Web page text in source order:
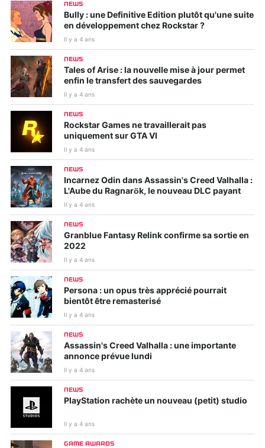
NEWS
Bully : une Definitive Edition plutôt qu'une suite
en développement chez Rockstar ?
Il y a 4 ans
NEWS
Tales of Arise : la nouvelle mise à jour permet
enfin le transfert des sauvegardes
Il y a 4 ans
NEWS
Rockstar Games ne travaillerait pas
uniquement sur GTA VI
Il y a 4 ans
NEWS
Incarnez Odin dans Assassin's Creed Valhalla :
L'Aube du Ragnarök, le nouveau DLC payant
Il y a 4 ans
NEWS
Granblue Fantasy Relink confirme sa sortie en
2022
Il y a 4 ans
NEWS
Persona : un opus très apprécié pourrait
bientôt être remasterisé
Il y a 4 ans
NEWS
Assassin's Creed Valhalla : une importante
annonce prévue lundi
Il y a 4 ans
NEWS
PlayStation rachète un nouveau (petit) studio
Il y a 4 ans
GAME AWARDS